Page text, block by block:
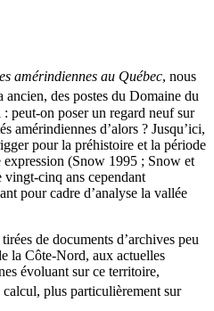
amérindiennes au Québec, nous
ancien, des postes du Domaine du
peut-on poser un regard neuf sur
amérindiennes d’alors ? Jusqu’ici,
pour la préhistoire et la période
expression (Snow 1995 ; Snow et
cinq ans cependant
pour cadre d’analyse la vallée
de documents d’archives peu
la Côte-Nord, aux actuelles
évoluant sur ce territoire,
calcul, plus particulièrement sur